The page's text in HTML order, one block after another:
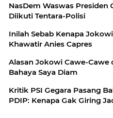
NasDem Waswas Presiden
Diikuti Tentara-Polisi
Inilah Sebab Kenapa
Khawatir Anies Capres
Alasan Jokowi Cawe-Cawe
Bahaya Saya Diam
Kritik PSI Gegara Pasang
PDIP: Kenapa Gak Giring